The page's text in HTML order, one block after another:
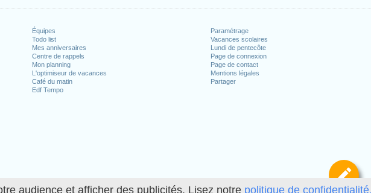
audience et afficher des publicités. Lisez notre politique de
Équipes
Todo list
Mes anniversaires
Centre de rappels
Mon planning
L'optimiseur de vacances
Café du matin
Edf Tempo
Paramétrage
Vacances scolaires
Lundi de pentecôte
Page de connexion
Page de contact
Mentions légales
Partager